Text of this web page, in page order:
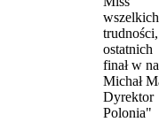
finał w
Michał
Polonia"